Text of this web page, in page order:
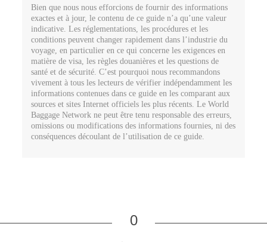
Bien que nous nous efforcions de fournir des informations
exactes et à jour, le contenu de ce guide n’a qu’une valeur
indicative. Les réglementations, les procédures et les
conditions peuvent changer rapidement dans l’industrie du
voyage, en particulier en ce qui concerne les exigences en
matière de visa, les règles douanières et les questions de
santé et de sécurité. C’est pourquoi nous recommandons
vivement à tous les lecteurs de vérifier indépendamment les
informations contenues dans ce guide en les comparant aux
sources et sites Internet officiels les plus récents. Le World
Baggage Network ne peut être tenu responsable des erreurs,
omissions ou modifications des informations fournies, ni des
conséquences découlant de l’utilisation de ce guide.
0